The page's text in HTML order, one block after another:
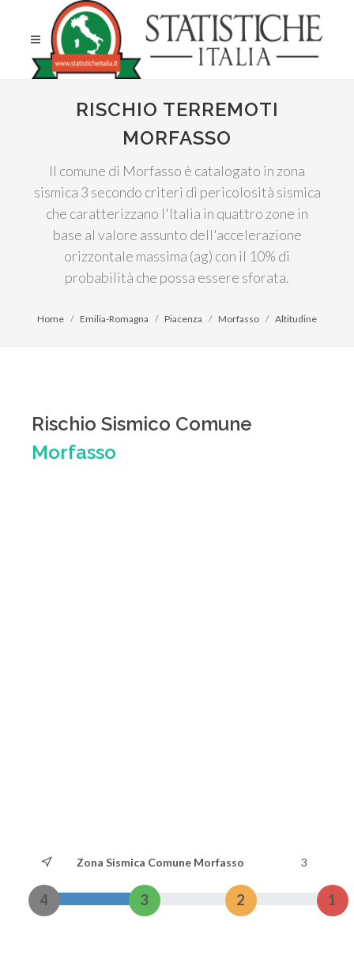
RISCHIO TERREMOTI
MORFASSO
Il comune di Morfasso è catalogato in zona
sismica 3 secondo criteri di pericolosità sismica
che caratterizzano l'Italia in quattro zone in
base al valore assunto dell'accelerazione
orizzontale massima (ag) con il 10% di
probabilità che possa essere sforata.
Home Emilia-Romagna Piacenza Morfasso Altitudine
Rischio Sismico Comune
Morfasso
Zona Sismica Comune Morfasso 3
4 3 2 1